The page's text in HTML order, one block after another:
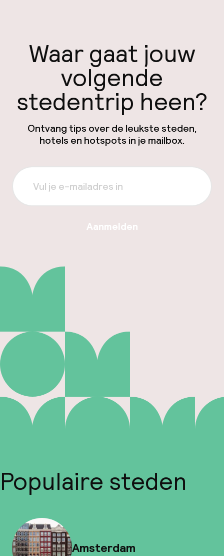
Waar gaat jouw
volgende
stedentrip heen?
Ontvang tips over de leukste steden,
hotels en hotspots in je mailbox.
Aanmelden
Populaire steden
Amsterdam